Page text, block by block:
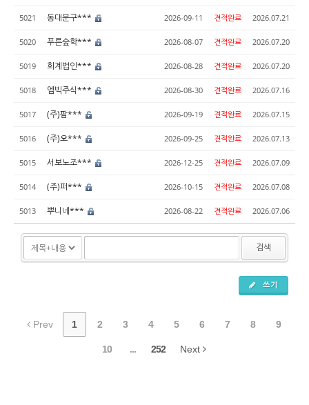
5021 동대문구*** 2026-09-11 견적완료 2026.07.21
5020 푸른숲학*** 2026-08-07 견적완료 2026.07.20
5019 회계법인*** 2026-08-28 견적완료 2026.07.20
5018 엠빅주식*** 2026-08-30 견적완료 2026.07.16
5017 (주)팜*** 2026-09-19 견적완료 2026.07.15
5016 (주)오*** 2026-09-25 견적완료 2026.07.13
5015 서보노조*** 2026-12-25 견적완료 2026.07.09
5014 (주)퍼*** 2026-10-15 견적완료 2026.07.08
5013 뿌니네*** 2026-08-22 견적완료 2026.07.06
검색
쓰기
Prev 1 2 3 4 5 6 7 8 9
10 ... 252 Next